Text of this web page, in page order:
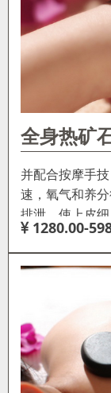
全身热矿
并配合按摩手
速，氧气和养
排泄，使上皮细…
1280.00-